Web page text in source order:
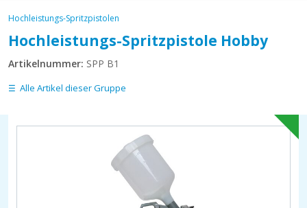
Hochleistungs-Spritzpistolen
Hochleistungs-Spritzpistole Hobby
Artikelnummer: SPP B1
Alle Artikel dieser Gruppe